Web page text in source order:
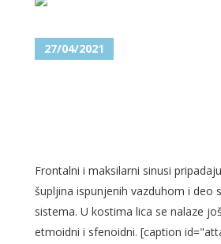
27/04/2021
Frontalni i maksilarni sinusi
šupljina ispunjenih vazduhom i deo
sistema. U kostima lica se nalaze
etmoidni i sfenoidni. [caption